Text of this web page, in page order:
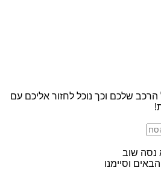
שלכם וכך נוכל לחזור אליכם עם
נסה שוב
וסיימנו